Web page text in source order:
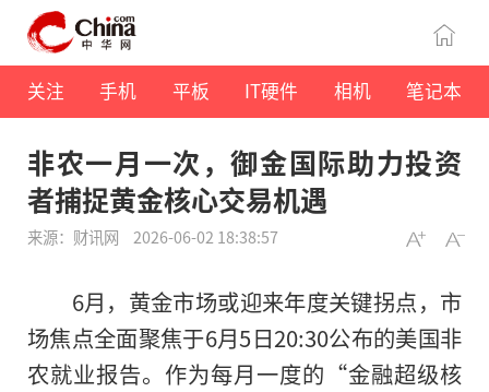
关注 手机 平板 IT硬件 相机 笔记本
非农一月一次，御金国际助力投资
者捕捉黄金核心交易机遇
来源：财讯网 2026-06-02 18:38:57
6月，黄金市场或迎来年度关键拐点，市
场焦点全面聚焦于6月5日20:30公布的美国非
农就业报告。作为每月一度的“金融超级核